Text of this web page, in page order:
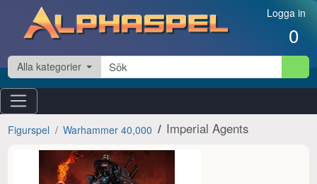
Hoppa till innehåll Logga in
0
Alla kategorier
Figurspel Warhammer 40,000 Imperial Agents